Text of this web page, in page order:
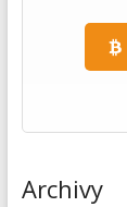
Archivy